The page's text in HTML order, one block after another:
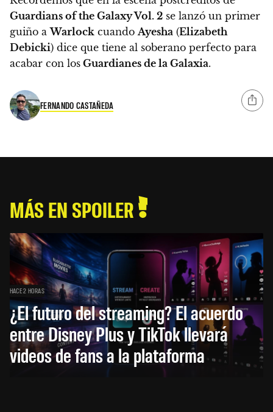
Guardians of the Galaxy Vol. 2 se lanzó un primer
guiño aWarlock cuandoAyesha (Elizabeth
Debicki) dice que tiene al soberano perfecto para
acabar con los Guardianes de la Galaxia.
FERNANDO CASTAÑEDA
MÁS EN SPOILER
HACE 2 HORAS
¿El futuro del streaming? El acuerdo
entre Disney Plus y TikTok llevará
videos de fans a la plataforma